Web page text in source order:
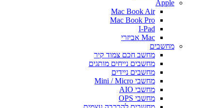
Apple
Mac Book Air
Mac Book Pro
I-Pad
Mac אביזרי
מחשבים
מחשב חכם צמוד קיר
מחשבים נייחים מותגים
מחשבים ניידים
מחשבי Mini / Micro
מחשבי AIO
מחשבי OPS